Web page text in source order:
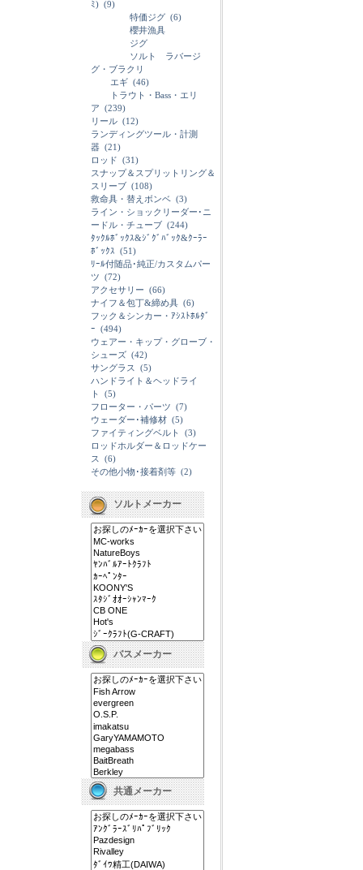
ﾐ) (9)
特価ジグ (6)
櫻井漁具
ジグ
ソルト ラバージ
グ・ブラクリ
エギ (46)
トラウト・Bass・エリ
ア (239)
リール (12)
ランディングツール・計測
器 (21)
ロッド (31)
スナップ＆スプリットリング＆
スリーブ (108)
救命具・替えボンベ (3)
ライン・ショックリーダー･ニ
ードル・チューブ (244)
ﾀｯｸﾙﾎﾞｯｸｽ&ｼﾞｸﾞﾊﾞｯｸ&ｸｰﾗｰ
ﾎﾞｯｸｽ (51)
ﾘｰﾙ付随品･純正/カスタムパー
ツ (72)
アクセサリー (66)
ナイフ＆包丁&締め具 (6)
フック＆シンカー・ｱｼｽﾄﾎﾙﾀﾞ
ｰ (494)
ウェアー・キップ・グローブ・
シューズ (42)
サングラス
(5)
ハンドライト＆ヘッドライ
ト
(5)
フローター・パーツ (7)
ウェーダー･補修材 (5)
ファイティングベルト
(3)
ロッドホルダー＆ロッドケー
ス
(6)
その他小物･接着剤等 (2)
ソルトメーカー
バスメーカー
共通メーカー